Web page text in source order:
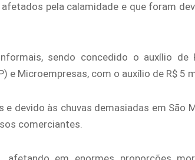
pela calamidade e que foram
sendo concedido o auxílio de
e Microempresas, com o auxílio de R$ 5
devido às chuvas demasiadas em São
comerciantes.